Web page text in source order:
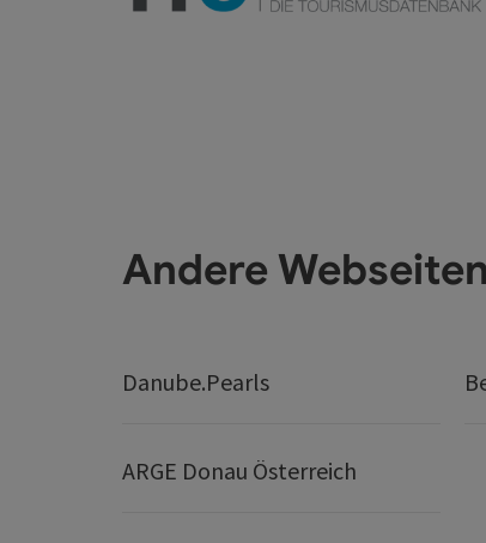
Andere Webseiten
Danube.Pearls
ARGE Donau Österreich